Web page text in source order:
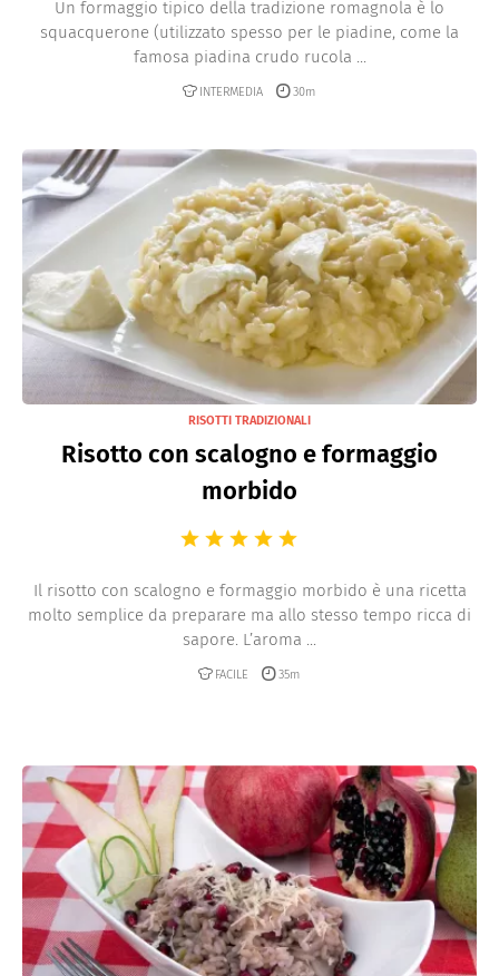
Un formaggio tipico della tradizione romagnola è lo
squacquerone (utilizzato spesso per le piadine, come la
famosa piadina crudo rucola ...
INTERMEDIA 30m
RISOTTI TRADIZIONALI
Risotto con scalogno e formaggio
morbido
Il risotto con scalogno e formaggio morbido è una ricetta
molto semplice da preparare ma allo stesso tempo ricca di
sapore. L’aroma ...
FACILE 35m